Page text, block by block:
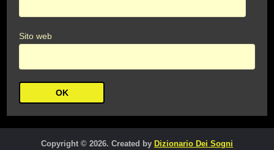
Sito web
Copyright © 2026. Created by Dizionario Dei Sogni